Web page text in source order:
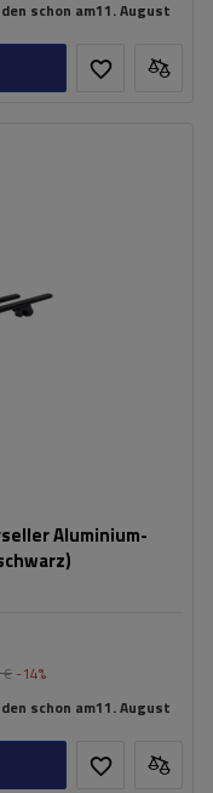
schon am11. August
Aluminium-
€ -14%
schon am11. August